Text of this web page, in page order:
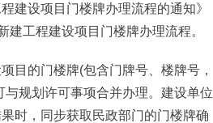
建设项目门楼牌办理流程的通知》
工程建设项目门楼牌办理流程。
的门楼牌(包含门牌号、楼牌号，
规划许可事项合并办理。建设单位
时，同步获取民政部门的门楼牌确